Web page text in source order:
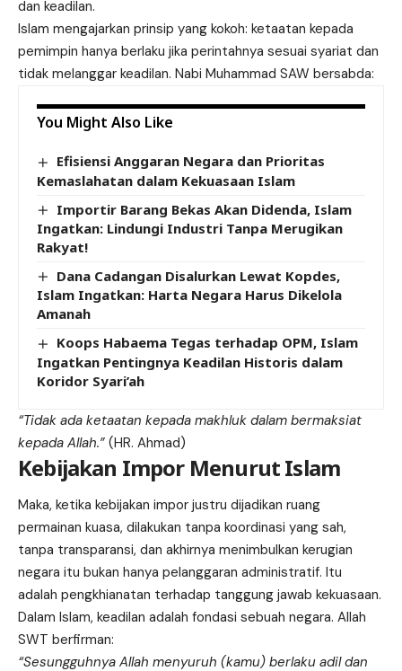
dan keadilan.
Islam mengajarkan prinsip yang kokoh: ketaatan kepada
pemimpin hanya berlaku jika perintahnya sesuai syariat dan
tidak melanggar keadilan. Nabi Muhammad SAW bersabda:
You Might Also Like
Efisiensi Anggaran Negara dan Prioritas
Kemaslahatan dalam Kekuasaan Islam
Importir Barang Bekas Akan Didenda, Islam
Ingatkan: Lindungi Industri Tanpa Merugikan
Rakyat!
Dana Cadangan Disalurkan Lewat Kopdes,
Islam Ingatkan: Harta Negara Harus Dikelola
Amanah
Koops Habaema Tegas terhadap OPM, Islam
Ingatkan Pentingnya Keadilan Historis dalam
Koridor Syari’ah
“Tidak ada ketaatan kepada makhluk dalam bermaksiat
kepada Allah.” (HR. Ahmad)
Kebijakan Impor Menurut Islam
Maka, ketika kebijakan impor justru dijadikan ruang
permainan kuasa, dilakukan tanpa koordinasi yang sah,
tanpa transparansi, dan akhirnya menimbulkan kerugian
negara itu bukan hanya pelanggaran administratif. Itu
adalah pengkhianatan terhadap tanggung jawab kekuasaan.
Dalam Islam, keadilan adalah fondasi sebuah negara. Allah
SWT berfirman:
“Sesungguhnya Allah menyuruh (kamu) berlaku adil dan